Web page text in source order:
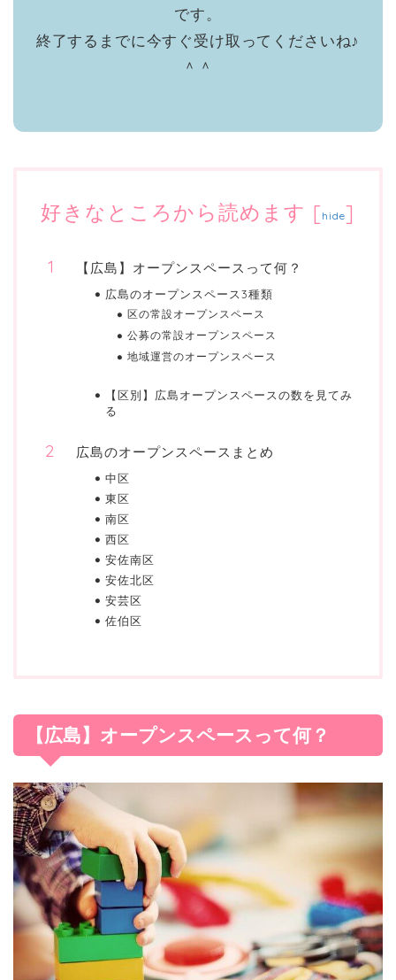
です。
終了するまでに今すぐ受け取ってくださいね♪
＾＾
好きなところから読めます [ hide]
【広島】オープンスペースって何？
広島のオープンスペース3種類
区の常設オープンスペース
公募の常設オープンスペース
地域運営のオープンスペース
【区別】広島オープンスペースの数を見てみ
る
広島のオープンスペースまとめ
中区
東区
南区
西区
安佐南区
安佐北区
安芸区
佐伯区
【広島】オープンスペースって何？